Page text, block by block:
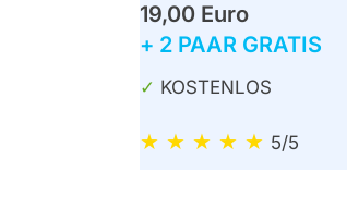
19,00 Euro
+ 2 PAAR GRATIS
✓ KOSTENLOS
★ ★ ★ ★ ★ 5/5